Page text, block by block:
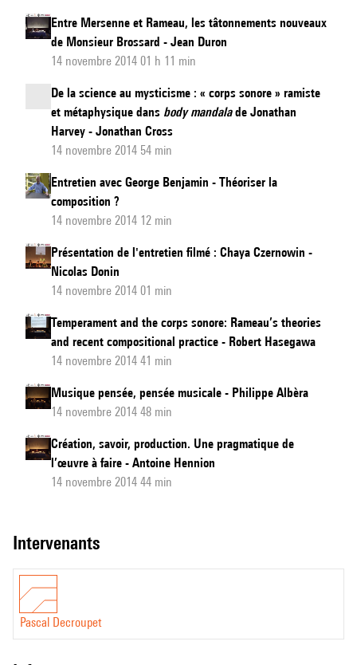
Entre Mersenne et Rameau, les tâtonnements nouveaux
de Monsieur Brossard - Jean Duron
14 novembre 2014 01 h 11 min
De la science au mysticisme : « corps sonore » ramiste
et métaphysique dans body mandalade Jonathan
Harvey - Jonathan Cross
14 novembre 2014 54 min
Entretien avec George Benjamin - Théoriser la
composition ?
14 novembre 2014 12 min
Présentation de l'entretien filmé : Chaya Czernowin -
Nicolas Donin
14 novembre 2014 01 min
Temperament and the corps sonore: Rameau’s theories
and recent compositional practice - Robert Hasegawa
14 novembre 2014 41 min
Musique pensée, pensée musicale - Philippe Albèra
14 novembre 2014 48 min
Création, savoir, production. Une pragmatique de
l’œuvre à faire - Antoine Hennion
14 novembre 2014 44 min
intervenants
Pascal Decroupet